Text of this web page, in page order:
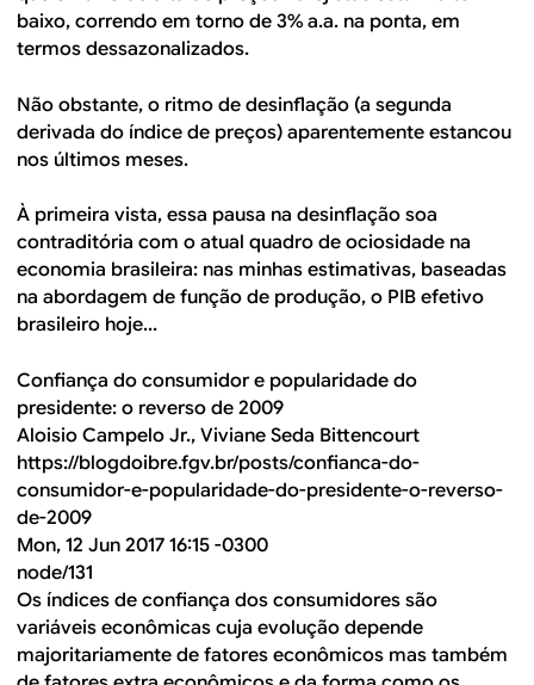
baixo, correndo em torno de 3% a.a. na ponta, em
termos dessazonalizados.
Não obstante, o ritmo de desinflação (a segunda
derivada do índice de preços) aparentemente estancou
nos últimos meses.
À primeira vista, essa pausa na desinflação soa
contraditória com o atual quadro de ociosidade na
economia brasileira: nas minhas estimativas, baseadas
na abordagem de função de produção, o PIB efetivo
brasileiro hoje...
Confiança do consumidor e popularidade do
presidente: o reverso de 2009
Aloisio Campelo Jr., Viviane Seda Bittencourt
https://blogdoibre.fgv.br/posts/confianca-do-
consumidor-e-popularidade-do-presidente-o-reverso-
de-2009
Mon, 12 Jun 2017 16:15 -0300
node/131
Os índices de confiança dos consumidores são
variáveis econômicas cuja evolução depende
majoritariamente de fatores econômicos mas também